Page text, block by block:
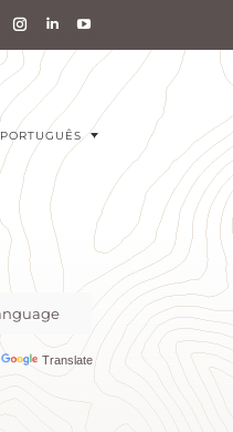
PORTUGUÊS
Translate